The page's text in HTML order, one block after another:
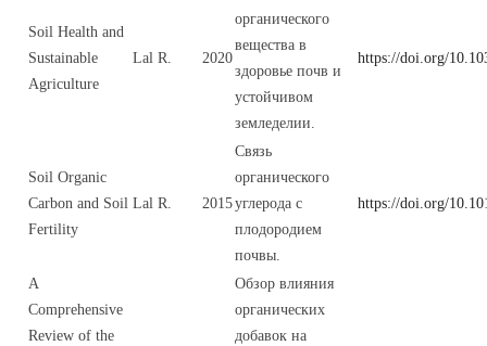
Soil Health and
Sustainable
Agriculture
Lal R. 2020
органического
вещества в
здоровье почв и
устойчивом
земледелии.
https://doi.org/
Soil Organic
Carbon and Soil
Fertility
Lal R. 2015
Связь
органического
углерода с
плодородием
почвы.
https://doi.org/
A
Comprehensive
Review of the
Обзор влияния
органических
добавок на